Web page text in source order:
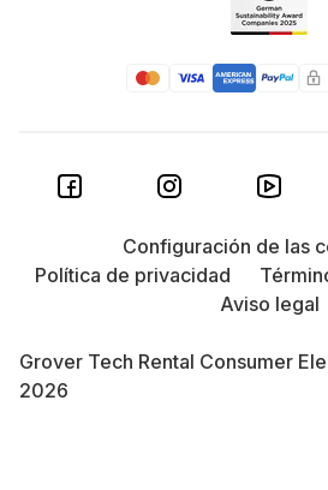
Grover Tech Rental Consumer
2026
Configuración de las
Política de privacidad
Aviso legal